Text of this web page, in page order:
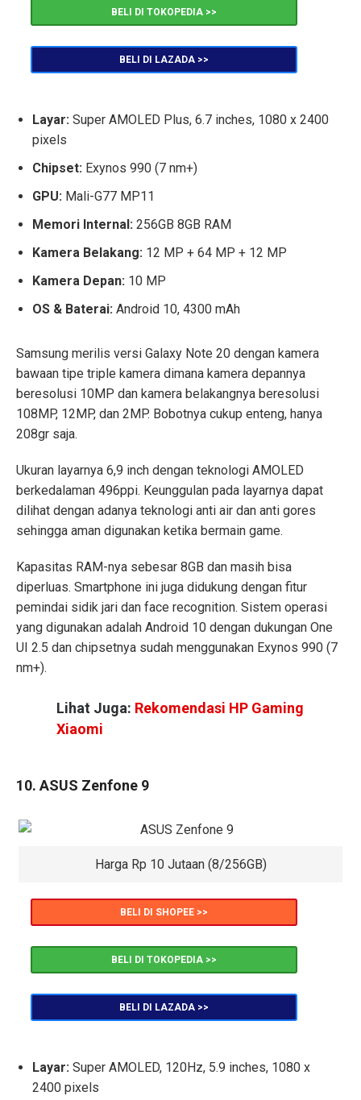
BELI DI TOKOPEDIA >>
BELI DI LAZADA >>
Layar: Super AMOLED Plus, 6.7 inches, 1080 x 2400
pixels
Chipset: Exynos 990 (7 nm+)
GPU: Mali-G77 MP11
Memori Internal: 256GB 8GB RAM
Kamera Belakang: 12 MP + 64 MP + 12 MP
Kamera Depan: 10 MP
OS & Baterai: Android 10, 4300 mAh
Samsung merilis versi Galaxy Note 20 dengan kamera
bawaan tipe triple kamera dimana kamera depannya
beresolusi 10MP dan kamera belakangnya beresolusi
108MP, 12MP, dan 2MP. Bobotnya cukup enteng, hanya
208gr saja.
Ukuran layarnya 6,9 inch dengan teknologi AMOLED
berkedalaman 496ppi. Keunggulan pada layarnya dapat
dilihat dengan adanya teknologi anti air dan anti gores
sehingga aman digunakan ketika bermain game.
Kapasitas RAM-nya sebesar 8GB dan masih bisa
diperluas. Smartphone ini juga didukung dengan fitur
pemindai sidik jari dan face recognition. Sistem operasi
yang digunakan adalah Android 10 dengan dukungan One
UI 2.5 dan chipsetnya sudah menggunakan Exynos 990 (7
nm+).
Lihat Juga: Rekomendasi HP Gaming
Xiaomi
10. ASUS Zenfone 9
Harga Rp 10 Jutaan (8/256GB)
BELI DI SHOPEE >>
BELI DI TOKOPEDIA >>
BELI DI LAZADA >>
Layar: Super AMOLED, 120Hz, 5.9 inches, 1080 x
2400 pixels